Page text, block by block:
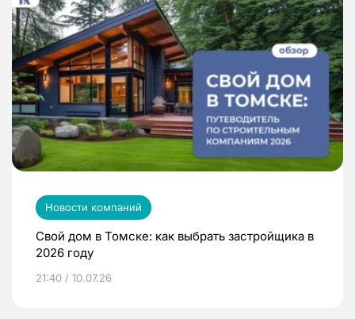
Новости компаний
Свой дом в Томске: как выбрать застройщика в
2026 году
21:40 / 10.07.26